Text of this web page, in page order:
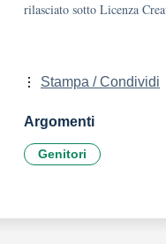
rilasciato sotto Licenza
Stampa / Condividi
Argomenti
Genitori